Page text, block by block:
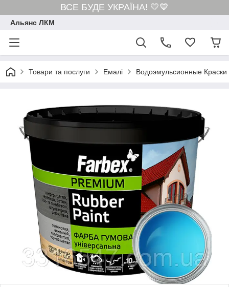
ВСЕ БУДЕ УКРАЇНА! 💛💙
Альянс ЛКМ
Товари та послуги Емалі Водоэмульсионные Краски